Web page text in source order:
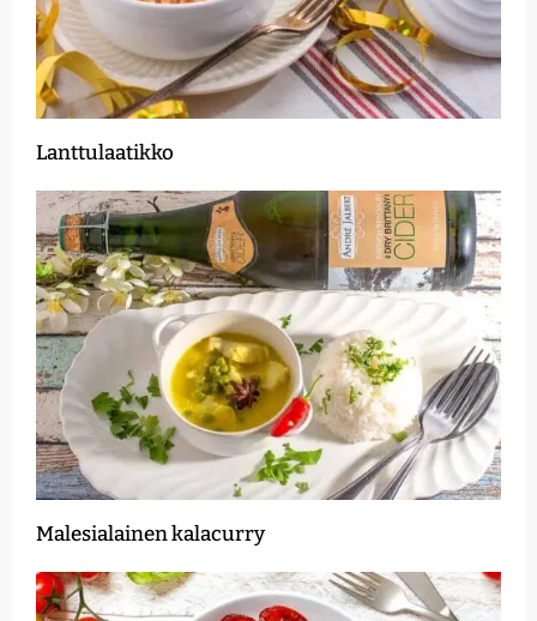
Lanttulaatikko
Malesialainen kalacurry